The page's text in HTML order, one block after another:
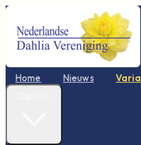
Home Nieuws Varia